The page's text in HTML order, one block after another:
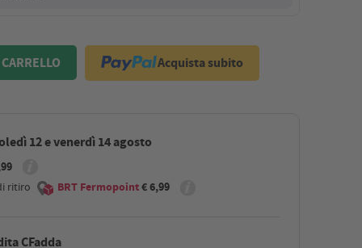
Acquista subito
12 e venerdì 14 agosto
ritiro BRT Fermopoint€ 6,99
CFadda